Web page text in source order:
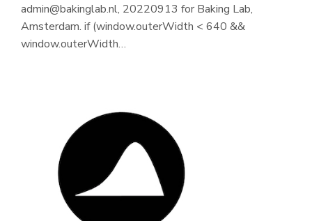
admin@bakinglab.nl, 20220913 for Baking Lab,
Amsterdam. if (window.outerWidth < 640 &&
window.outerWidth…